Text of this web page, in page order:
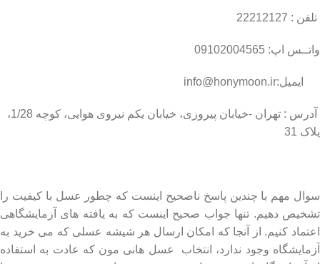
تلفن : 22212127
واتــس اپ: 09102004565
ایمیل:info@honymoon.ir
آدرس : تهران -خیابان پیروزی، خیابان یکم نیروی هوایی، کوچه 1/28،
پلاک 31
سوال مهم با چندین پاسخ ناصحیح اینست که چطور عسل با کیفیت را
تشخیص دهیم. تنها جواب صحیح اینست که به یافته های آزمایشگاهی
اعتماد کنیم. از آنجا که امکان ارسال هر شیشه عسلی که می خرید به
آزمایشگاه وجود ندارد، انتخاب عسل هانی مون که عادت به استفاده